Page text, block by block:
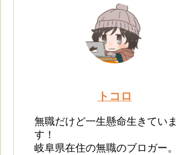
トコロ
無職だけど一生懸命生きていま
す！
岐阜県在住の無職のブロガー。